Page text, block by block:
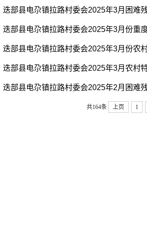
迭部县电尕镇拉路村委会2025年3月困难
迭部县电尕镇拉路村委会2025年3月份重
迭部县电尕镇拉路村委会2025年3月份农
迭部县电尕镇拉路村委会2025年3月农村
迭部县电尕镇拉路村委会2025年2月困难
共164条 上页 1